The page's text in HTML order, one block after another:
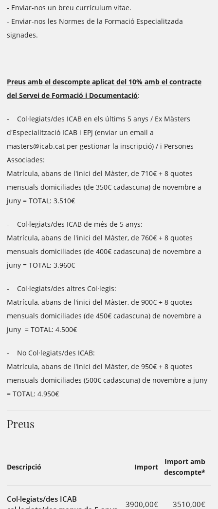
- Enviar-nos un breu currículum vitae.
- Enviar-nos les Normes de la Formació Especialitzada
signades.
Preus amb el descompte aplicat del 10% amb el contracte
del Servei de Formació i Documentació:
- Col·legiats/des ICAB en els últims 5 anys / Ex Màsters
d'Especialització ICAB i EPJ (enviar un email a
masters@icab.cat per gestionar la inscripció) / i Persones
Associades:
Matrícula, abans de l'inici del Màster, de 710€ + 8 quotes
mensuals domiciliades (de 350€ cadascuna) de novembre a
juny = TOTAL: 3.510€
- Col·legiats/des ICAB de més de 5 anys:
Matrícula, abans de l'inici del Màster, de 760€ + 8 quotes
mensuals domiciliades (de 400€ cadascuna) de novembre a
juny = TOTAL: 3.960€
- Col·legiats/des altres Col·legis:
Matrícula, abans de l'inici del Màster, de 900€ + 8 quotes
mensuals domiciliades (de 450€ cadascuna) de novembre a
juny = TOTAL: 4.500€
- No Col·legiats/des ICAB:
Matrícula, abans de l'inici del Màster, de 950€ + 8 quotes
mensuals domiciliades (500€ cadascuna) de novembre a juny
= TOTAL: 4.950€
Preus
Descripció Import
Import amb
descompte*
Col·legiats/des ICAB
3900,00€ 3510,00€